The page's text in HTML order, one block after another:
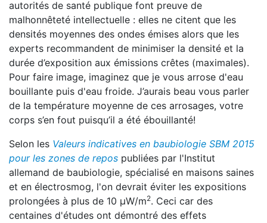
autorités de santé publique font preuve de
malhonnêteté intellectuelle : elles ne citent que les
densités moyennes des ondes émises alors que les
experts recommandent de minimiser la densité et la
durée d’exposition aux émissions crêtes (maximales).
Pour faire image, imaginez que je vous arrose d'eau
bouillante puis d'eau froide. J’aurais beau vous parler
de la température moyenne de ces arrosages, votre
corps s’en fout puisqu’il a été ébouillanté!
Selon les Valeurs indicatives en baubiologie SBM 2015
pour les zones de repos publiées par l'Institut
allemand de baubiologie, spécialisé en maisons saines
et en électrosmog, l'on devrait éviter les expositions
prolongées à plus de 10 μW/m2. Ceci car des
centaines d'études ont démontré des effets